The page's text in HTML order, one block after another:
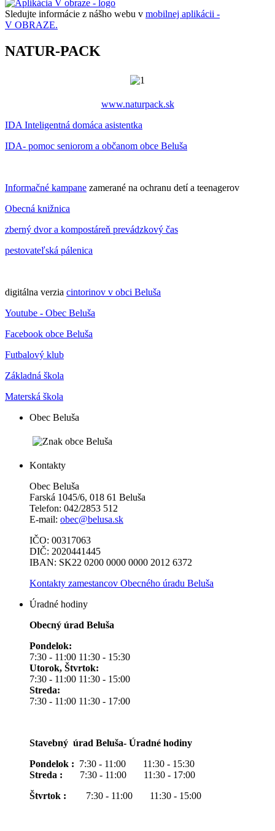
Sledujte informácie z nášho webu v mobilnej aplikácii -
V OBRAZE.
NATUR-PACK
www.naturpack.sk
IDA Inteligentná domáca asistentka
IDA- pomoc seniorom a občanom obce Beluša
Informačné kampane zamerané na ochranu detí a teenagerov
Obecná knižnica
zberný dvor a kompostáreň prevádzkový čas
pestovateľská pálenica
digitálna verzia cintorinov v obci Beluša
Youtube - Obec Beluša
Facebook obce Beluša
Futbalový klub
Základná škola
Materská škola
Obec Beluša
Kontakty
Obec Beluša
Farská 1045/6, 018 61 Beluša
Telefon: 042/2853 512
E-mail: obec@belusa.sk
IČO: 00317063
DIČ: 2020441445
IBAN: SK22 0200 0000 0000 2012 6372
Kontakty zamestancov Obecného úradu Beluša
Úradné hodiny
Obecný úrad Beluša
Pondelok:
7:30 - 11:00 11:30 - 15:30
Utorok, Štvrtok:
7:30 - 11:00 11:30 - 15:00
Streda:
7:30 - 11:00 11:30 - 17:00
Stavebný úrad Beluša- Úradné hodiny
Pondelok : 7:30 - 11:00 11:30 - 15:30
Streda : 7:30 - 11:00 11:30 - 17:00
Štvrtok : 7:30 - 11:00 11:30 - 15:00